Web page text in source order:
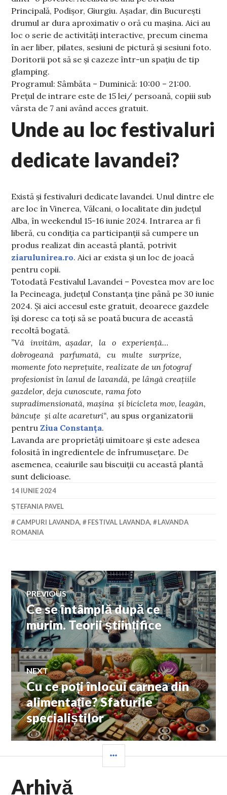
Principală, Podișor, Giurgiu. Așadar, din București
drumul ar dura aproximativ o oră cu mașina. Aici au
loc o serie de activități interactive, precum cinema
în aer liber, pilates, sesiuni de pictură și sesiuni foto.
Doritorii pot să se și cazeze într-un spațiu de tip
glamping.
Programul: Sâmbăta – Duminică: 10:00 – 21:00.
Prețul de intrare este de 15 lei/ persoană, copiii sub
vârsta de 7 ani având acces gratuit.
Unde au loc festivaluri
dedicate lavandei?
Există și festivaluri dedicate lavandei. Unul dintre ele
are loc în Vinerea, Vălcani, o localitate din județul
Alba, în weekendul 15-16 iunie 2024. Intrarea ar fi
liberă, cu condiția ca participanții să cumpere un
produs realizat din această plantă, potrivit
ziarulunirea.ro. Aici ar exista și un loc de joacă
pentru copii.
Totodată Festivalul Lavandei – Povestea mov are loc
la Pecineaga, județul Constanța ține până pe 30 iunie
2024. Și aici accesul este gratuit, deoarece gazdele
își doresc ca toți să se poată bucura de această
recoltă bogată.
”Vă invităm, așadar, la o experiență…
dobrogeană parfumată, cu multe surprize,
momente foto neprețuite, realizate de un fotograf
profesionist în lanul de lavandă, pe lângă creațiile
gazdelor, deja cunoscute, rama foto
supradimensionată, mașina și bicicleta mov, leagăn,
băncuțe și alte acareturi“, au spus organizatorii
pentruZiua Constanța.
Lavanda are proprietăți uimitoare și este adesea
folosită în ingredientele de înfrumusețare. De
asemenea, ceaiurile sau biscuiții cu această plantă
sunt delicioase.
14 IUNIE 2024
ȘTEFANIA PAVEL
CAMPURI LAVANDA, FESTIVAL LAVANDA,
LAVANDA
ROMANIA
Navigare
în
articole
PREVIOUS
Previous
post:
Ce se întâmplă după ce
murim. Teorii științifice
NEXT
Next
post:
Cu ce poți înlocui carnea din
alimentație? Sfaturile
specialiștilor
Arhivă